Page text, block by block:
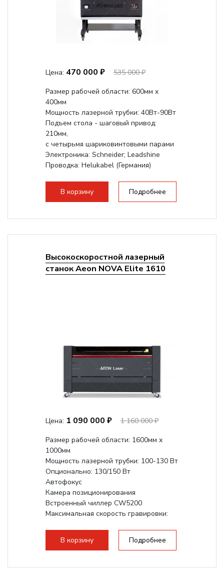
Цена: 470 000 ₽
535 000 ₽
Размер рабочей области: 600мм x
400мм
Мощность лазерной трубки: 40Вт-90Вт
Подъем стола - шаговый привод:
210мм,
с четырьмя шариковинтовыми парами
Электроника: Schneider; Leadshine
Проводка: Helukabel (Германия)
В корзину
Подробнее
Высокоскоростной лазерный
станок Aeon NOVA Elite 1610
Цена: 1 090 000 ₽
1 160 000 ₽
Размер рабочей области: 1600мм х
1000мм
Мощность лазерной трубки: 100-130 Вт
Опционально: 130/150 Вт
Автофокус
Камера позиционирования
Встроенный чиллер CW5200
Максимальная скорость гравировки:
140мм,...
В корзину Подробнее